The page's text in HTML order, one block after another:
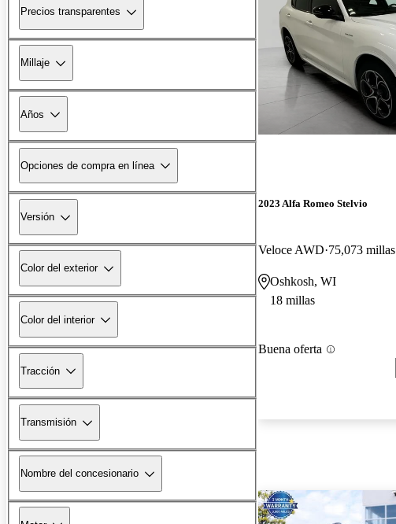
Precios transparentes
Millaje
Años
Opciones de compra en línea
Versión
Color del exterior
Color del interior
Tracción
Transmisión
Nombre del concesionario
2023 Alfa Romeo Stelvio
Veloce AWD 75,073 millas
Oshkosh, WI
18 millas
Buena oferta